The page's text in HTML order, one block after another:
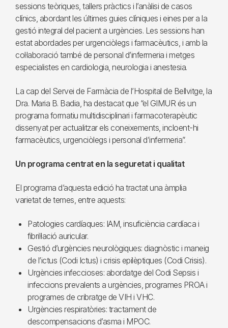
sessions teòriques, tallers pràctics i l’anàlisi de casos
clínics, abordant les últimes guies clíniques i eines per a la
gestió integral del pacient a urgències. Les sessions han
estat abordades per urgenciòlegs i farmacèutics, i amb la
col·laboració també de personal d’infermeria i metges
especialistes en cardiologia, neurologia i anestesia.
La cap del Servei de Farmàcia de l’Hospital de Bellvitge, la
Dra. Maria B. Badia, ha destacat que “el GIMUR és un
programa formatiu multidisciplinari i farmacoterapèutic
dissenyat per actualitzar els coneixements, incloent-hi
farmacèutics, urgenciòlegs i personal d’infermeria”.
Un programa centrat en la seguretat i qualitat
El programa d’aquesta edició ha tractat una àmplia
varietat de temes, entre aquests:
Patologies cardíaques: IAM, insuficiència cardíaca i
fibril·lació auricular.
Gestió d’urgències neurològiques: diagnòstic i maneig
de l’ictus (Codi Ictus) i crisis epilèptiques (Codi Crisis).
Urgències infeccioses: abordatge del Codi Sepsis i
infeccions prevalents a urgències, programes PROA i
programes de cribratge de VIH i VHC.
Urgències respiratòries: tractament de
descompensacions d’asma i MPOC.